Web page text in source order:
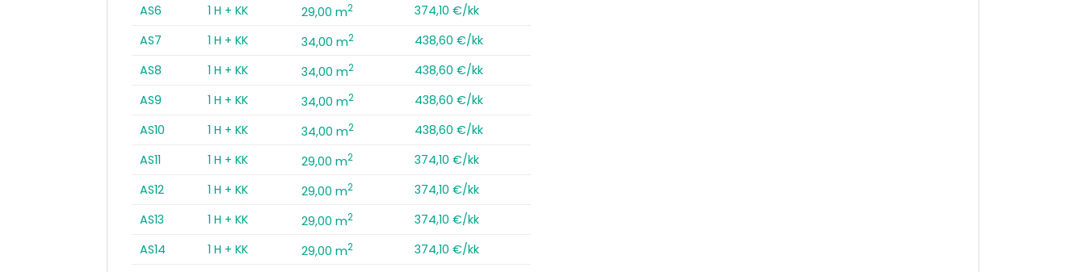
AS6
1 H + KK 29,00 m2
374,10 €/kk
AS7
1 H + KK 34,00 m2
438,60 €/kk
AS8
1 H + KK 34,00 m2
438,60 €/kk
AS9
1 H + KK 34,00 m2
438,60 €/kk
AS10
1 H + KK 34,00 m2
438,60 €/kk
AS11
1 H + KK 29,00 m2
374,10 €/kk
AS12
1 H + KK 29,00 m2
374,10 €/kk
AS13
1 H + KK 29,00 m2
374,10 €/kk
AS14
1 H + KK 29,00 m2
374,10 €/kk